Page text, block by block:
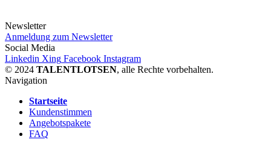
Newsletter
Anmeldung zum Newsletter
Social Media
Linkedin Xing Facebook Instagram
© 2024 TALENTLOTSEN, alle Rechte vorbehalten.
Navigation
Startseite
Kundenstimmen
Angebotspakete
FAQ